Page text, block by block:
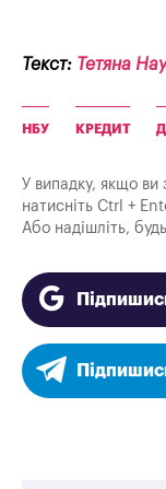
Текст: Тетяна
НБУ КРЕДИТ
У випадку, якщо ви
натисніть Ctrl +
Або надішліть,